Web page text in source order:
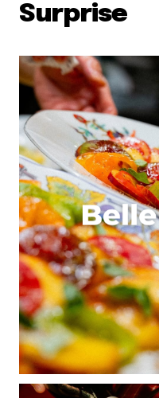
Surprise